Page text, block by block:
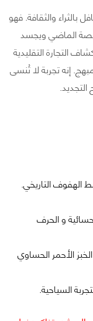
والثقافة. فهو
الماضي ويجسد
التجارة التقليدية
إنه تجربة لا تُنسى
التجديد.
الهفوف التاريخي.
و الحرف
الأحمر الحساوي
السياحية.